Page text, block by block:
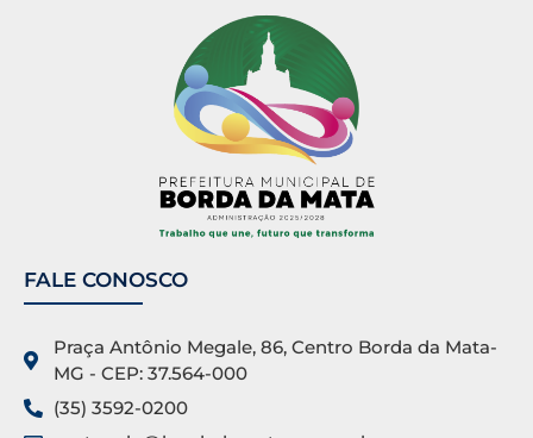
FALE CONOSCO
Praça Antônio Megale, 86, Centro Borda da Mata-
MG - CEP: 37.564-000
(35) 3592-0200